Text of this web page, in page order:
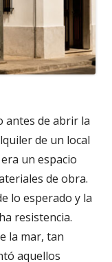
antes de abrir la
de un local
un espacio
de obra.
lo esperado y la
resistencia.
la mar, tan
aquellos